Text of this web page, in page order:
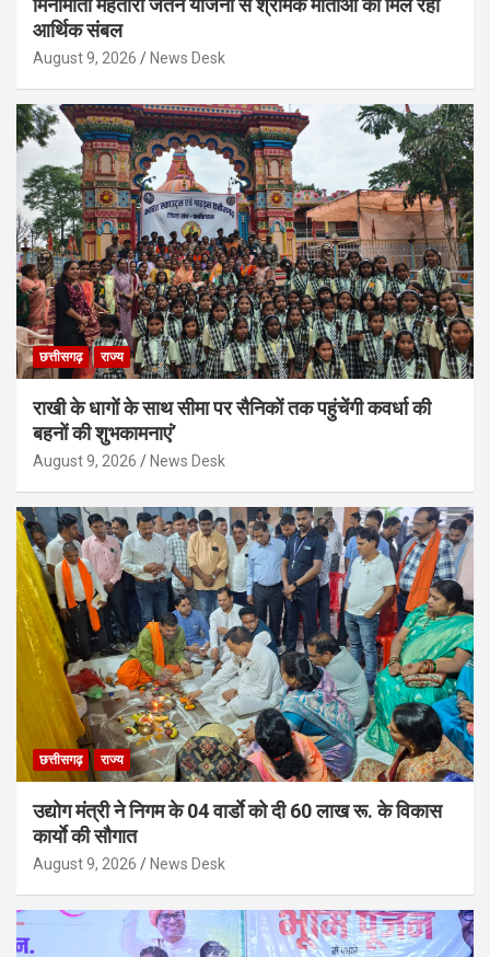
मिनीमाता महतारी जतन योजना से श्रमिक माताओं को मिल रहा
आर्थिक संबल
August 9, 2026 News Desk
छत्तीसगढ़ राज्य
राखी के धागों के साथ सीमा पर सैनिकों तक पहुंचेंगी कवर्धा की
बहनों की शुभकामनाएं’
August 9, 2026 News Desk
छत्तीसगढ़ राज्य
उद्योग मंत्री ने निगम के 04 वार्डाे को दी 60 लाख रू. के विकास
कार्याे की सौगात
August 9, 2026 News Desk